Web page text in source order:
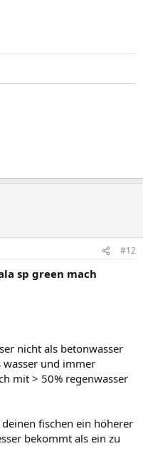
#12
sp green mach
nicht als betonwasser
wasser und immer
mit > 50% regenwasser
fischen ein höherer
bekommt als ein zu